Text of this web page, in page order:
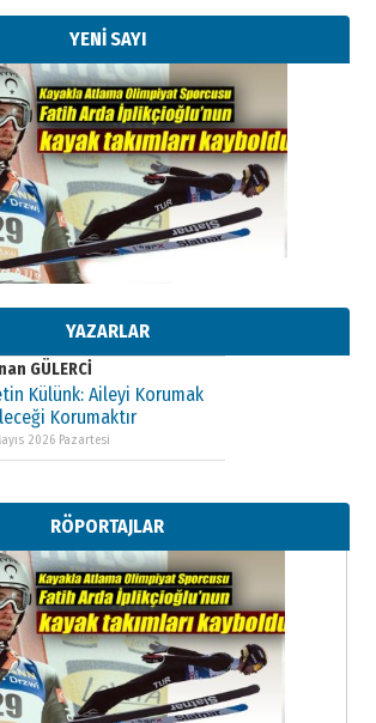
YENİ SAYI
YAZARLAR
GÜLERCİ
Külünk: Aileyi Korumak
2026 Pazartesi
GÜLERCİ
Külünk: Aileyi Korumak
Korumaktır
2026 Pazartesi
Külünk: Aileyi Korumak
Korumaktır
2026 Pazartesi
RÖPORTAJLAR